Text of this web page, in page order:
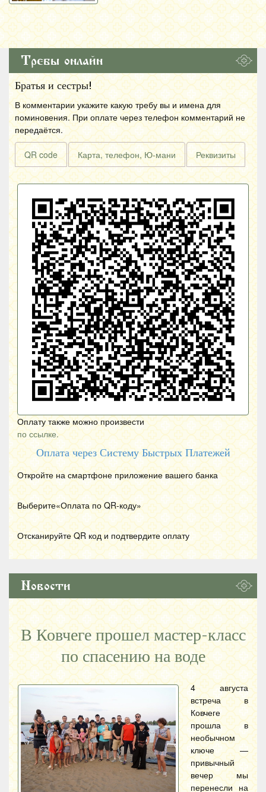
Требы онлайн
Братья и сестры!
В комментарии укажите какую требу вы и имена для
поминовения. При оплате через телефон комментарий не
передаётся.
QR code Карта, телефон, Ю-мани Реквизиты
Оплату также можно произвести
по ссылке.
Оплата через Систему Быстрых Платежей
Откройте на смартфоне приложение вашего банка
Выберите«Оплата по QR-коду»
Отсканируйте QR код и подтвердите оплату
Новости
В Ковчеге прошел мастер-класс
по спасению на воде
4 августа
встреча в
Ковчеге
прошла в
необычном
ключе —
привычный
вечер мы
перенесли на